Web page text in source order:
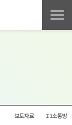
보도자료 1:1소통방